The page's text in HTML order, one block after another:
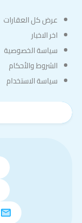
عرض كل العقارات
اخر الاخبار
سياسة الخصوصية
الشروط والأحكام
سياسة الاستخدام